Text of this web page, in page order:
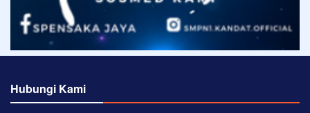
Hubungi Kami